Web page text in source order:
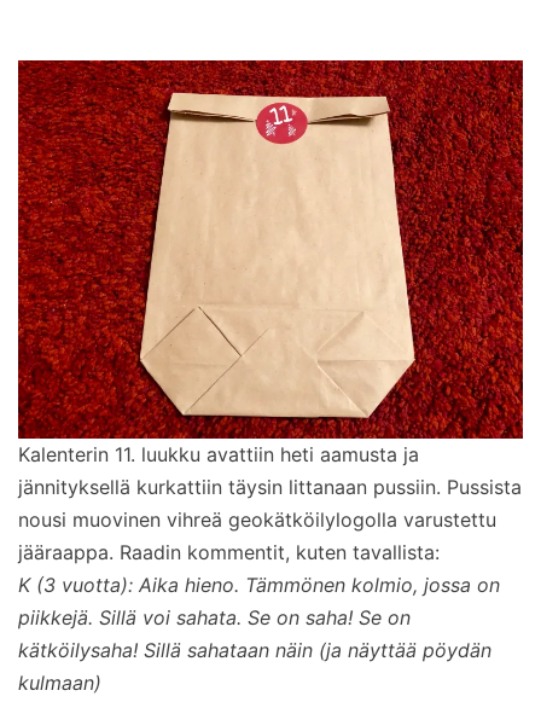
Kalenterin 11. luukku avattiin heti aamusta ja
jännityksellä kurkattiin täysin littanaan pussiin. Pussista
nousi muovinen vihreä geokätköilylogolla varustettu
jääraappa. Raadin kommentit, kuten tavallista:
K (3 vuotta): Aika hieno. Tämmönen kolmio, jossa on
piikkejä. Sillä voi sahata. Se on saha! Se on
kätköilysaha! Sillä sahataan näin (ja näyttää pöydän
kulmaan)